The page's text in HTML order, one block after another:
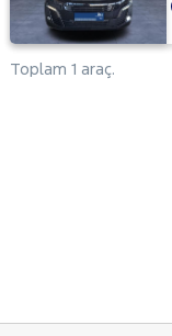
BMC
BMW
Toplam 1 araç.